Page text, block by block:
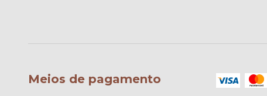
Meios de pagamento